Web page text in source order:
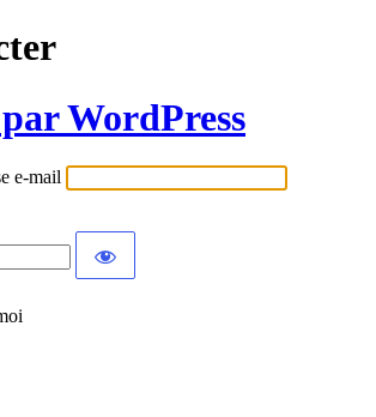
WordPress
e-mail